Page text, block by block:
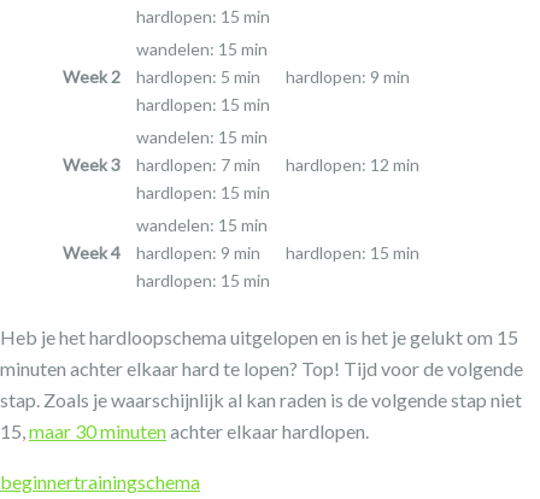
hardlopen: 15 min
Week 2
wandelen: 15 min
hardlopen: 5 min
hardlopen: 15 min
hardlopen: 9 min
Week 3
wandelen: 15 min
hardlopen: 7 min
hardlopen: 15 min
hardlopen: 12 min
Week 4
wandelen: 15 min
hardlopen: 9 min
hardlopen: 15 min
hardlopen: 15 min
Heb je het hardloopschema uitgelopen en is het je gelukt om 15
minuten achter elkaar hard te lopen? Top! Tijd voor de volgende
stap. Zoals je waarschijnlijk al kan raden is de volgende stap niet
15, maar 30 minutenachter elkaar hardlopen.
beginnertrainingschema